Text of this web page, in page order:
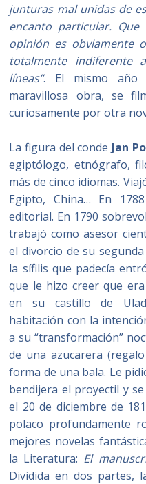
junturas mal unidas de
encanto particular.
opinión es obviamente
totalmente
líneas”. El mismo año
maravillosa obra, se
curiosamente por otra
La figura del conde Jan
egiptólogo, etnógrafo,
más de cinco idiomas.
Egipto, China… En
editorial. En 1790
trabajó como asesor
el divorcio de su
la sífilis que padecía
que le hizo creer que
en su castillo de
habitación con la
a su “transformación”
de una azucarera
forma de una bala. Le
bendijera el proyectil y
el 20 de diciembre de
polaco profundamente
mejores novelas
la Literatura: El
Dividida en dos partes,